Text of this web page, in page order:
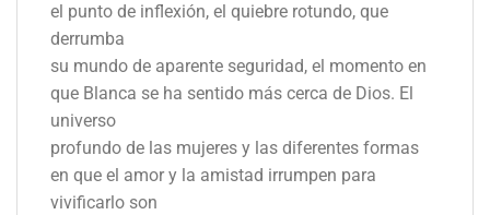
el punto de inflexión, el quiebre rotundo, que
derrumba
su mundo de aparente seguridad, el momento en
que Blanca se ha sentido más cerca de Dios. El
universo
profundo de las mujeres y las diferentes formas
en que el amor y la amistad irrumpen para
vivificarlo son